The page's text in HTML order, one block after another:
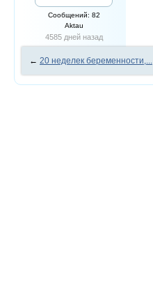
Сообщений: 82
Aktau
4585 дней назад
← 20 неделек беременности,...